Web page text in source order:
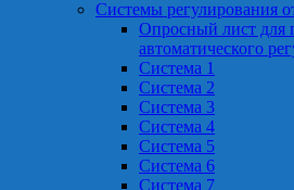
Системы регулирования
Опросный лист для
автоматического
Система 1
Система 2
Система 3
Система 4
Система 5
Система 6
Система 7